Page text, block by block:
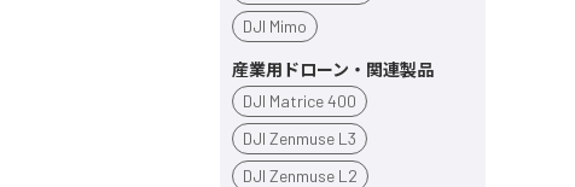
DJI Mimo
産業用ドローン・関連製品
DJI Matrice 400
DJI Zenmuse L3
DJI Zenmuse L2